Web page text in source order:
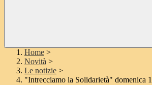
Home >
Novità >
Le notizie >
"Intrecciamo la Solidarietà" domenica